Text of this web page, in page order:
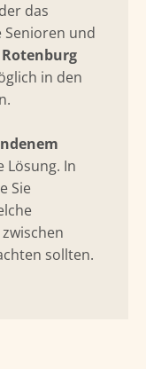
das
Senioren und
in den
Lösung. In
Sie
sollten.